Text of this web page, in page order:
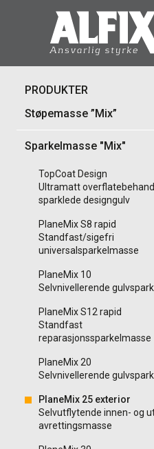
PRODUKTER
Støpemasse ”Mix”
Sparkelmasse "Mix"
TopCoat Design
Ultramatt
sparklede designgulv
PlaneMix S8 rapid
Standfast/sigefri
universalsparkelmasse
PlaneMix 10
Selvnivellerende
PlaneMix S12 rapid
Standfast
reparasjonssparkelmasse
PlaneMix 20
Selvnivellerende
PlaneMix 25 exterior
Selvutflytende innen- og
avrettingsmasse